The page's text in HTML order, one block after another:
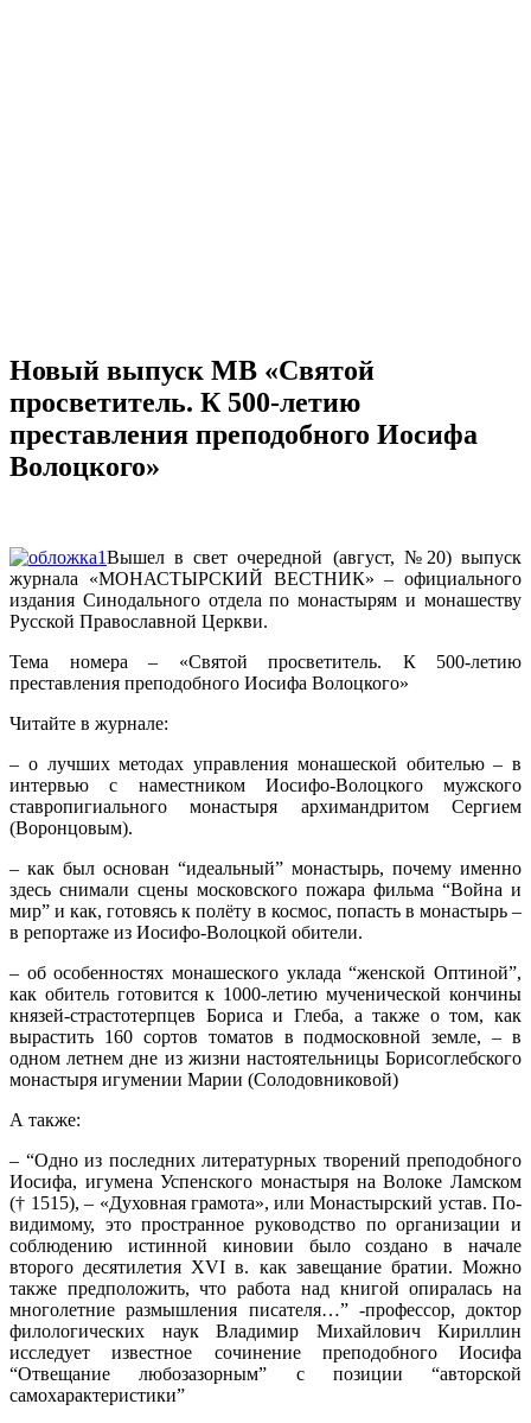
Новый выпуск МВ «Святой
просветитель. К 500-летию
преставления преподобного Иосифа
Волоцкого»
Вышел в свет очередной (август, №20) выпуск
журнала «МОНАСТЫРСКИЙ ВЕСТНИК» – официального
издания Синодального отдела по монастырям и монашеству
Русской Православной Церкви.
Тема номера – «Святой просветитель. К 500-летию
преставления преподобного Иосифа Волоцкого»
Читайте в журнале:
– о лучших методах управления монашеской обителью – в
интервью с наместником Иосифо-Волоцкого мужского
ставропигиального монастыря архимандритом Сергием
(Воронцовым).
– как был основан “идеальный” монастырь, почему именно
здесь снимали сцены московского пожара фильма “Война и
мир” и как, готовясь к полёту в космос, попасть в монастырь –
в репортаже из Иосифо-Волоцкой обители.
– об особенностях монашеского уклада “женской Оптиной”,
как обитель готовится к 1000-летию мученической кончины
князей-страстотерпцев Бориса и Глеба, а также о том, как
вырастить 160 сортов томатов в подмосковной земле, – в
одном летнем дне из жизни настоятельницы Борисоглебского
монастыря игумении Марии (Солодовниковой)
А также:
– “Одно из последних литературных творений преподобного
Иосифа, игумена Успенского монастыря на Волоке Ламском
(† 1515), – «Духовная грамота», или Монастырский устав. По-
видимому, это пространное руководство по организации и
соблюдению истинной киновии было создано в начале
второго десятилетия XVI в. как завещание братии. Можно
также предположить, что работа над книгой опиралась на
многолетние размышления писателя…” -профессор, доктор
филологических наук Владимир Михайлович Кириллин
исследует известное сочинение преподобного Иосифа
“Отвещание любозазорным” с позиции “авторской
самохарактеристики”